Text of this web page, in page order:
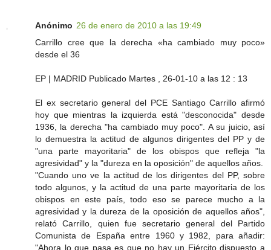
Anónimo 26 de enero de 2010 a las 19:49
Carrillo cree que la derecha «ha cambiado muy poco»
desde el 36
EP | MADRID Publicado Martes , 26-01-10 a las 12 : 13
El ex secretario general del PCE Santiago Carrillo afirmó
hoy que mientras la izquierda está "desconocida" desde
1936, la derecha "ha cambiado muy poco". A su juicio, así
lo demuestra la actitud de algunos dirigentes del PP y de
"una parte mayoritaria" de los obispos que refleja "la
agresividad" y la "dureza en la oposición" de aquellos años.
"Cuando uno ve la actitud de los dirigentes del PP, sobre
todo algunos, y la actitud de una parte mayoritaria de los
obispos en este país, todo eso se parece mucho a la
agresividad y la dureza de la oposición de aquellos años",
relató Carrillo, quien fue secretario general del Partido
Comunista de España entre 1960 y 1982, para añadir:
"Ahora lo que pasa es que no hay un Ejército dispuesto a